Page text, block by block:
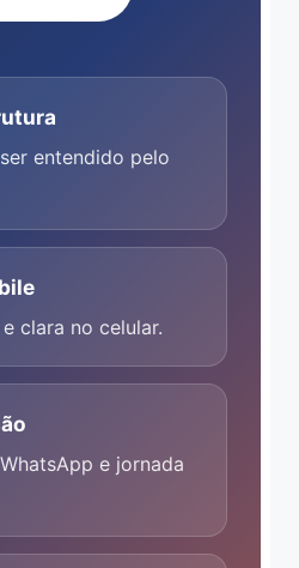
entendido pelo
clara no celular.
e jornada